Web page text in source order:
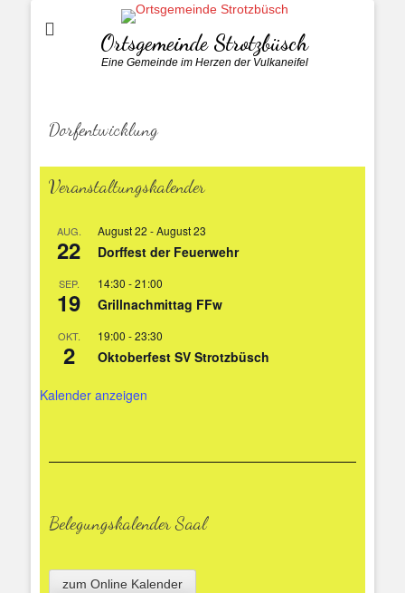
Ortsgemeinde Strotzbüsch
Eine Gemeinde im Herzen der Vulkaneifel
Dorfentwicklung
Veranstaltungskalender
AUG.
22
August 22 -August 23
Dorffest der Feuerwehr
SEP.
19
14:30 -21:00
Grillnachmittag FFw
OKT.
2
19:00 -23:30
Oktoberfest SV Strotzbüsch
Kalender anzeigen
Belegungskalender Saal
zum Online Kalender